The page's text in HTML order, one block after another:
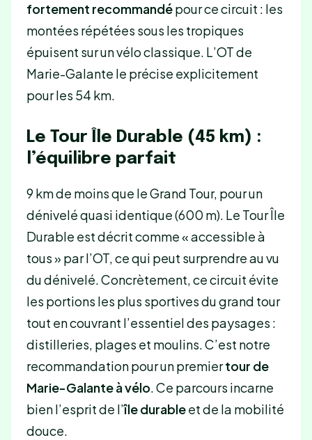
fortement recommandépour ce circuit : les
montées répétées sous les tropiques
épuisent sur un vélo classique. L’OT de
Marie-Galante le précise explicitement
pour les 54 km.
Le Tour Île Durable (45 km) :
l’équilibre parfait
9 km de moins que le Grand Tour, pour un
dénivelé quasi identique (600 m). Le Tour Île
Durable est décrit comme « accessible à
tous » par l’OT, ce qui peut surprendre au vu
du dénivelé. Concrètement, ce circuit évite
les portions les plus sportives du grand tour
tout en couvrant l’essentiel des paysages :
distilleries, plages et moulins. C’est notre
recommandation pour un premiertour de
Marie-Galante à vélo. Ce parcours incarne
bien l’esprit de l’île durableet de la mobilité
douce.